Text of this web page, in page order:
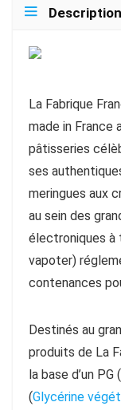
Description
La Fabrique
made in France
pâtisseries
ses
meringues aux
au sein des
électroniques à
vapoter)
contenances
Destinés au
produits de La
la base d’un
(Glycérine